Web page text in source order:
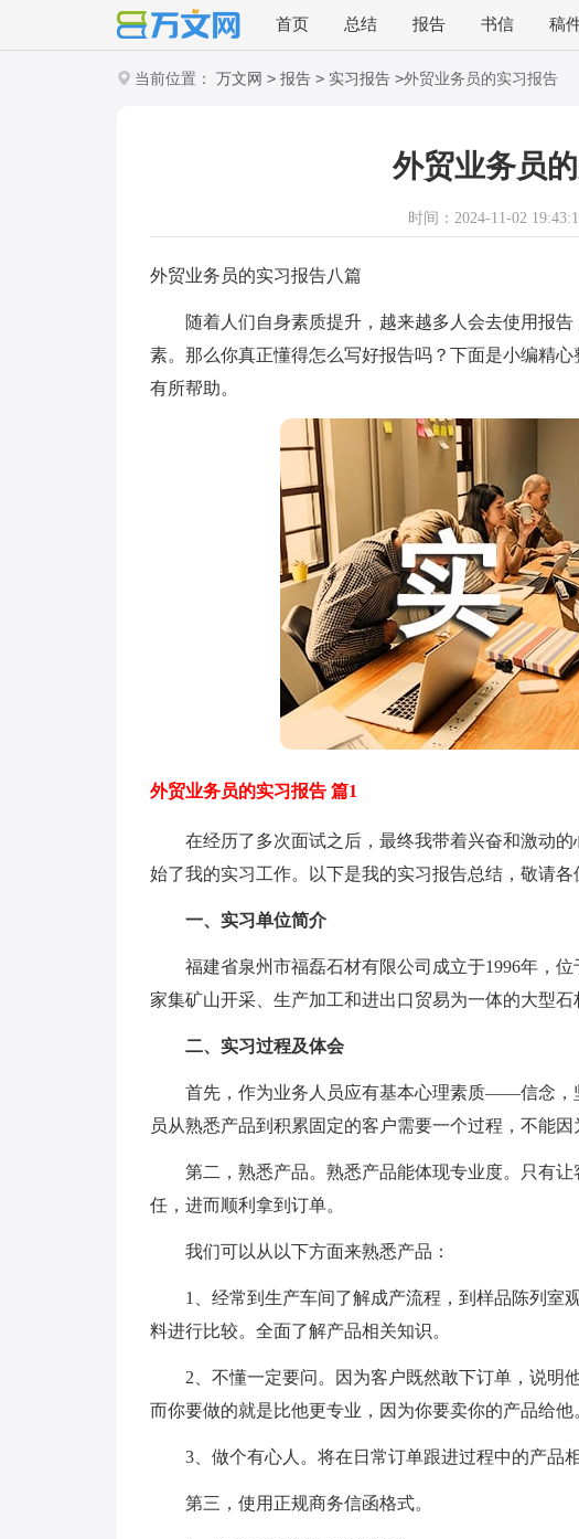
首页 总结 报告 书信 稿
当前位置： 万文网 > 报告 > 实习报告 >外贸业务员的实习报告
外贸业务员
时间：2024-11-02
外贸业务员的实习报告八篇
随着人们自身素质提升，越来越多人会去使用报告
素。那么你真正懂得怎么写好报告吗？下面是小编精
有所帮助。
外贸业务员的实习报告 篇1
在经历了多次面试之后，最终我带着兴奋和激动的
始了我的实习工作。以下是我的实习报告总结，敬请各
一、实习单位简介
福建省泉州市福磊石材有限公司成立于1996年，
家集矿山开采、生产加工和进出口贸易为一体的大型石
二、实习过程及体会
首先，作为业务人员应有基本心理素质——信念，
员从熟悉产品到积累固定的客户需要一个过程，不能因
第二，熟悉产品。熟悉产品能体现专业度。只有让
任，进而顺利拿到订单。
我们可以从以下方面来熟悉产品：
1、经常到生产车间了解成产流程，到样品陈列室
料进行比较。全面了解产品相关知识。
2、不懂一定要问。因为客户既然敢下订单，说明他
而你要做的就是比他更专业，因为你要卖你的产品给他
3、做个有心人。将在日常订单跟进过程中的产品相
第三，使用正规商务信函格式。